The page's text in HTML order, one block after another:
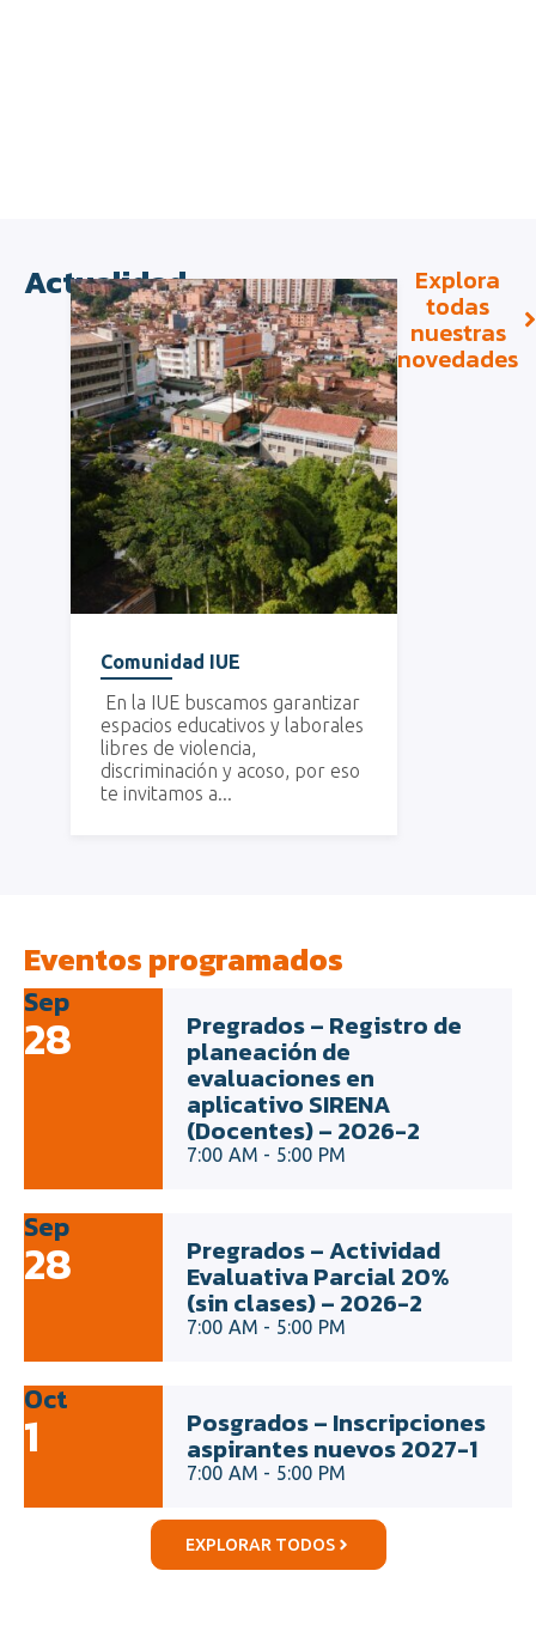
Actualidad
Comunidad IUE
En la IUE buscamos garantizar
espacios educativos y laborales
libres de violencia,
discriminación y acoso, por eso
te invitamos a...
Explora
todas
nuestras
novedades
Eventos programados
Sep
28 Pregrados – Registro de
planeación de
evaluaciones en
aplicativo SIRENA
(Docentes) – 2026-2
7:00 AM - 5:00 PM
Sep
28 Pregrados – Actividad
Evaluativa Parcial 20%
(sin clases) – 2026-2
7:00 AM - 5:00 PM
Oct
1 Posgrados – Inscripciones
aspirantes nuevos 2027-1
7:00 AM - 5:00 PM
EXPLORAR TODOS